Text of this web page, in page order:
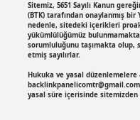
Sitemiz, 5651 Sayılı Kanun
(BTK) tarafından onaylanmış
nedenle, sitedeki içerikleri
yükümlülüğümüz
sorumluluğunu taşımakta olup,
etmiş sayılırlar.
Hukuka ve yasal
backlinkpanelicomtr@gmail.com
yasal süre içerisinde sitemizden